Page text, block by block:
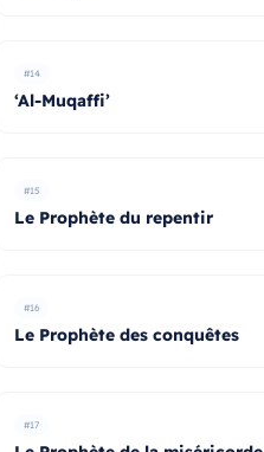
#14
‘Al-Muqaffi’
#15
Le Prophète du repentir
#16
Le Prophète des conquêtes
#17